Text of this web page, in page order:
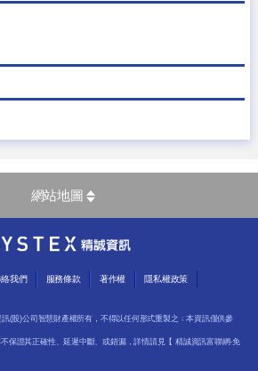
網站地圖
我們 服務條款 著作權
隱私權政策
(股)公司智慧財產權所有，不得以任何形式重製之﹔本資訊僅供參
保證其正確性、延遲中斷、或錯漏，詳情請見【 精誠資訊富聯網-免